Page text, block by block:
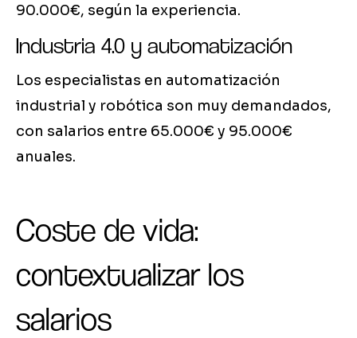
90.000€, según la experiencia.
Industria 4.0 y automatización
Los especialistas en automatización
industrial y robótica son muy demandados,
con salarios entre 65.000€ y 95.000€
anuales.
Coste de vida:
contextualizar los
salarios